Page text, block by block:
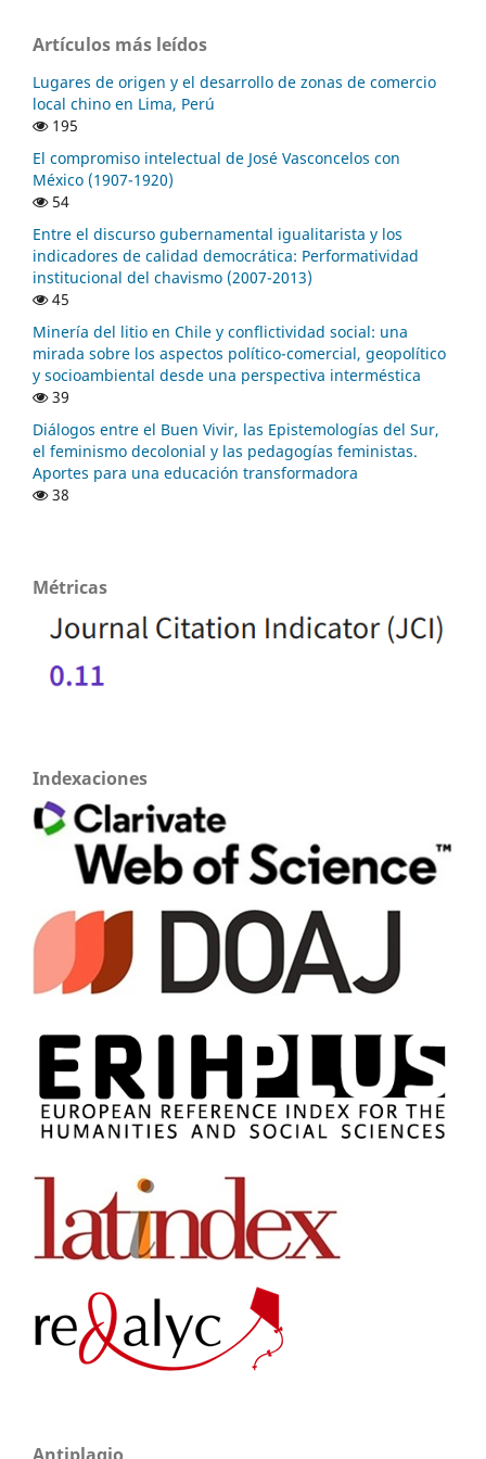
Artículos más leídos
Lugares de origen y el desarrollo de zonas de comercio
local chino en Lima, Perú
195
El compromiso intelectual de José Vasconcelos con
México (1907-1920)
54
Entre el discurso gubernamental igualitarista y los
indicadores de calidad democrática: Performatividad
institucional del chavismo (2007-2013)
45
Minería del litio en Chile y conflictividad social: una
mirada sobre los aspectos político-comercial, geopolítico
y socioambiental desde una perspectiva interméstica
39
Diálogos entre el Buen Vivir, las Epistemologías del Sur,
el feminismo decolonial y las pedagogías feministas.
Aportes para una educación transformadora
38
Métricas
Indexaciones